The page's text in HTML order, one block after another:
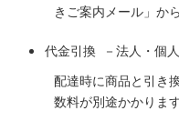
きご案内メール」か
代金引換 －法人・個
配達時に商品と引き
数料が別途かかりま